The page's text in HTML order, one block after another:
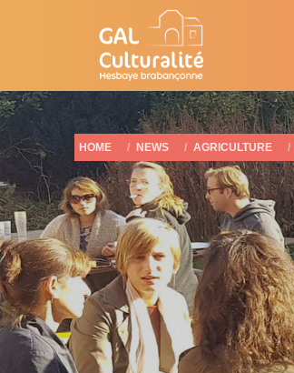
HOME NEWS AGRICULTURE